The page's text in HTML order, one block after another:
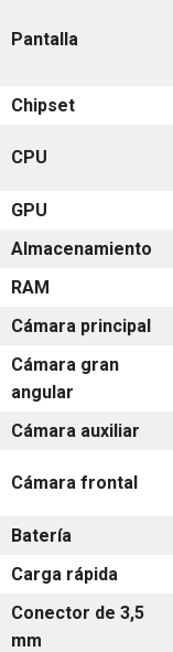
Pantalla
Chipset
CPU
GPU
Almacenamiento
RAM
Cámara principal
Cámara gran
angular
Cámara auxiliar
Cámara frontal
Batería
Carga rápida
Conector de 3,5
mm